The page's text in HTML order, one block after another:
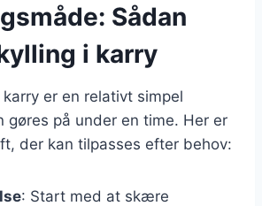
Sådan
i karry
er en relativt simpel
gøres på under en time. Her er
der kan tilpasses efter behov:
: Start med at skære